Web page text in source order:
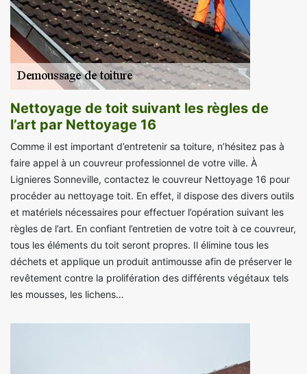
Nettoyage de toit suivant les règles de
l’art par Nettoyage 16
Comme il est important d’entretenir sa toiture, n’hésitez pas à
faire appel à un couvreur professionnel de votre ville. À
Lignieres Sonneville, contactez le couvreur Nettoyage 16 pour
procéder au nettoyage toit. En effet, il dispose des divers outils
et matériels nécessaires pour effectuer l’opération suivant les
règles de l’art. En confiant l’entretien de votre toit à ce couvreur,
tous les éléments du toit seront propres. Il élimine tous les
déchets et applique un produit antimousse afin de préserver le
revêtement contre la prolifération des différents végétaux tels
les mousses, les lichens…